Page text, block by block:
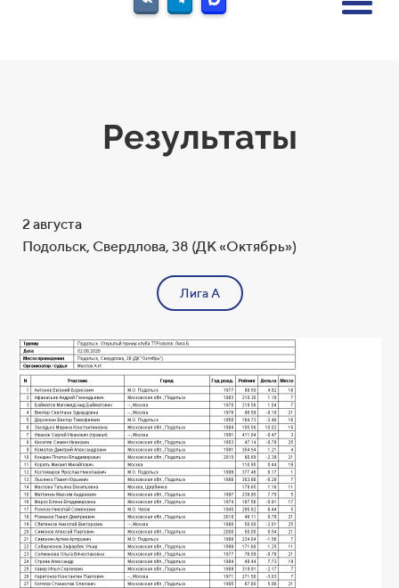
Результаты
2 августа
Подольск, Свердлова, 38 (ДК «Октябрь»)
Лига А